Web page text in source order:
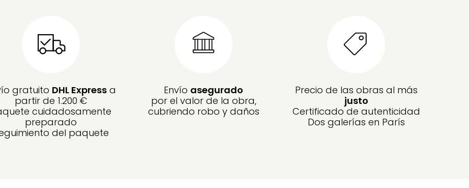
gratuito DHL Express a
partir de 1.200 €
cuidadosamente
preparado
del paquete
Envío asegurado
por el valor de la obra,
cubriendo robo y daños
Precio de las obras al más
justo
Certificado de autenticidad
Dos galerías en París